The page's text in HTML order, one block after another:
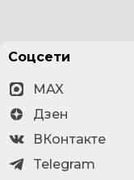
Соцсети
MAX
Дзен
ВКонтакте
Telegram